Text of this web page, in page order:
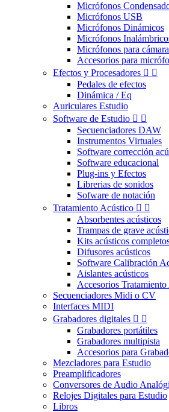
Micrófonos
Micrófonos USB
Micrófonos Dinámicos
Micrófonos
Micrófonos para cámara
Accesorios para
Efectos y Procesadores  
Pedales de efectos
Dinámica / Eq
Auriculares Estudio
Software de Estudio  
Secuenciadores DAW
Instrumentos Virtuales
Software corrección
Software educacional
Plug-ins y Efectos
Librerias de sonidos
Sofware de notación
Tratamiento Acústico  
Absorbentes acústicos
Trampas de grave
Kits acústicos
Difusores acústicos
Software Calibración
Aislantes acústicos
Accesorios
Secuenciadores Midi o CV
Interfaces MIDI
Grabadores digitales  
Grabadores portátiles
Grabadores multipista
Accesorios para
Mezcladores para Estudio
Preamplificadores
Conversores de Audio
Relojes Digitales para Estudio
Libros